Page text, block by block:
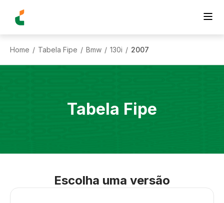
Home / Tabela Fipe / Bmw / 130i / 2007
Tabela Fipe
Escolha uma versão